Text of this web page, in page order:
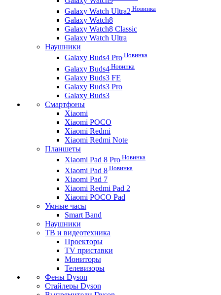
Galaxy Watch Ultra2 Новинка
Galaxy Watch8
Galaxy Watch8 Classic
Galaxy Watch Ultra
Наушники
Galaxy Buds4 Pro Новинка
Galaxy Buds4 Новинка
Galaxy Buds3 FE
Galaxy Buds3 Pro
Galaxy Buds3
Смартфоны
Xiaomi
Xiaomi POCO
Xiaomi Redmi
Xiaomi Redmi Note
Планшеты
Xiaomi Pad 8 Pro Новинка
Xiaomi Pad 8 Новинка
Xiaomi Pad 7
Xiaomi Redmi Pad 2
Xiaomi POCO Pad
Умные часы
Smart Band
Наушники
ТВ и видеотехника
Проекторы
TV приставки
Мониторы
Телевизоры
Фены Dyson
Стайлеры Dyson